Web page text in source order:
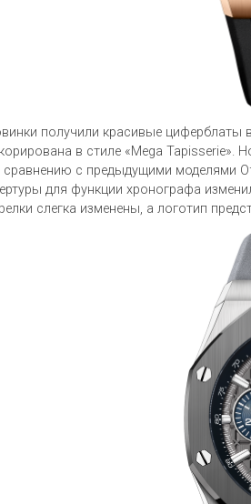
получили красивые циферблаты
в стиле «Mega Tapisserie».
сравнению с предыдущими моделями
для функции хронографа
слегка изменены, а логотип